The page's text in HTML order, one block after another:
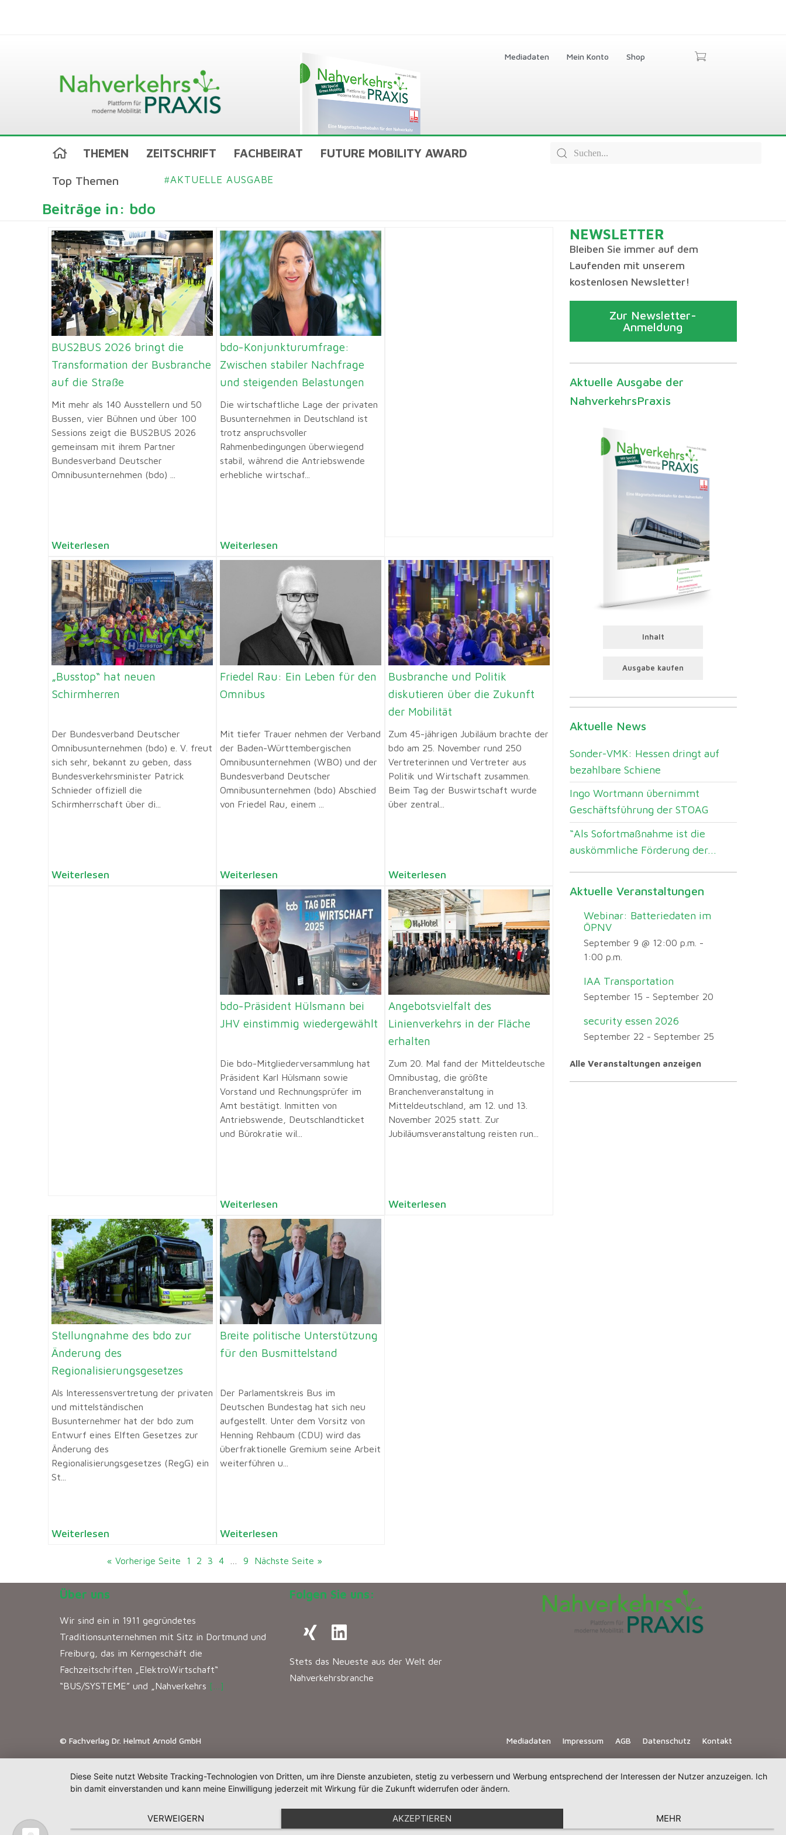
Mediadaten Mein Konto Shop
THEMEN ZEITSCHRIFT FACHBEIRAT FUTURE MOBILITY AWARD
Top Themen #AKTUELLE AUSGABE
Beiträge in: bdo
BUS2BUS 2026 bringt die
Transformation der Busbranche
auf die Straße
Mit mehr als 140 Ausstellern und 50
Bussen, vier Bühnen und über 100
Sessions zeigt die BUS2BUS 2026
gemeinsam mit ihrem Partner
Bundesverband Deutscher
Omnibusunternehmen (bdo) ...
Weiterlesen
bdo-Konjunkturumfrage:
Zwischen stabiler Nachfrage
und steigenden Belastungen
Die wirtschaftliche Lage der privaten
Busunternehmen in Deutschland ist
trotz anspruchsvoller
Rahmenbedingungen überwiegend
stabil, während die Antriebswende
erhebliche wirtschaf...
Weiterlesen
„Busstop“ hat neuen
Schirmherren
Der Bundesverband Deutscher
Omnibusunternehmen (bdo) e. V. freut
sich sehr, bekannt zu geben, dass
Bundesverkehrsminister Patrick
Schnieder offiziell die
Schirmherrschaft über di...
Weiterlesen
Friedel Rau: Ein Leben für den
Omnibus
Mit tiefer Trauer nehmen der Verband
der Baden-Württembergischen
Omnibusunternehmen (WBO) und der
Bundesverband Deutscher
Omnibusunternehmen (bdo) Abschied
von Friedel Rau, einem ...
Weiterlesen
Busbranche und Politik
diskutieren über die Zukunft
der Mobilität
Zum 45-jährigen Jubiläum brachte der
bdo am 25. November rund 250
Vertreterinnen und Vertreter aus
Politik und Wirtschaft zusammen.
Beim Tag der Buswirtschaft wurde
über zentral...
Weiterlesen
bdo-Präsident Hülsmann bei
JHV einstimmig wiedergewählt
Die bdo-Mitgliederversammlung hat
Präsident Karl Hülsmann sowie
Vorstand und Rechnungsprüfer im
Amt bestätigt. Inmitten von
Antriebswende, Deutschlandticket
und Bürokratie wil...
Weiterlesen
Angebotsvielfalt des
Linienverkehrs in der Fläche
erhalten
Zum 20. Mal fand der Mitteldeutsche
Omnibustag, die größte
Branchenveranstaltung in
Mitteldeutschland, am 12. und 13.
November 2025 statt. Zur
Jubiläumsveranstaltung reisten run...
Weiterlesen
Stellungnahme des bdo zur
Änderung des
Regionalisierungsgesetzes
Als Interessensvertretung der privaten
und mittelständischen
Busunternehmer hat der bdo zum
Entwurf eines Elften Gesetzes zur
Änderung des
Regionalisierungsgesetzes (RegG) ein
St...
Weiterlesen
Breite politische Unterstützung
für den Busmittelstand
Der Parlamentskreis Bus im
Deutschen Bundestag hat sich neu
aufgestellt. Unter dem Vorsitz von
Henning Rehbaum (CDU) wird das
überfraktionelle Gremium seine Arbeit
weiterführen u...
Weiterlesen
« Vorherige Seite 1 2 3 4 9 Nächste Seite »
NEWSLETTER
Bleiben Sie immer auf dem
Laufenden mit unserem
kostenlosen Newsletter!
Zur Newsletter-
Anmeldung
Aktuelle Ausgabe der
NahverkehrsPraxis
Inhalt
Ausgabe kaufen
Aktuelle News
Sonder-VMK: Hessen dringt auf
bezahlbare Schiene
Ingo Wortmann übernimmt
Geschäftsführung der STOAG
“Als Sofortmaßnahme ist die
auskömmliche Förderung der...
Aktuelle Veranstaltungen
Webinar: Batteriedaten im
ÖPNV
September 9 @ 12:00 p.m. -
1:00 p.m.
IAA Transportation
September 15 -September 20
security essen 2026
September 22 -September 25
Alle Veranstaltungen anzeigen
Über uns
Wir sind ein in 1911 gegründetes
Traditionsunternehmen mit Sitz in Dortmund und
Freiburg, das im Kerngeschäft die
Fachzeitschriften „ElektroWirtschaft“
“BUS/SYSTEME” und „Nahverkehrs […]
Folgen Sie uns:
Stets das Neueste aus der Welt der
Nahverkehrsbranche
© Fachverlag Dr. Helmut Arnold GmbH Mediadaten Impressum AGB Datenschutz Kontakt
Diese Seite nutzt Website Tracking-Technologien von Dritten, um ihre Dienste anzubieten, stetig zu verbessern und Werbung entsprechend der Interessen der Nutzer anzuzeigen. Ich
bin damit einverstanden und kann meine Einwilligung jederzeit mit Wirkung für die Zukunft widerrufen oder ändern.
VERWEIGERN AKZEPTIEREN MEHR